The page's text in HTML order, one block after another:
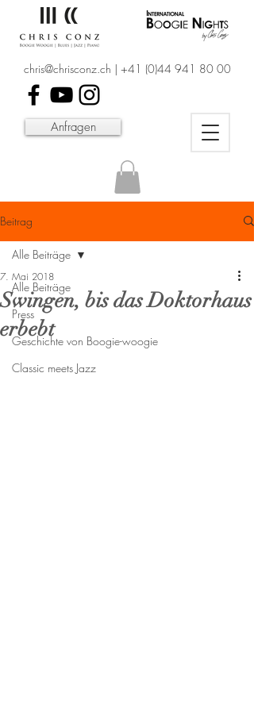
Anfragen
chris@chrisconz.ch | +41 (0)44 941 80 00
Beitrag
Alle Beiträge
Press
Geschichte von Boogie-woogie
Classic meets Jazz
Alle Beiträge
Swingen, bis das Doktorhaus
erbebt
7. Mai 2018